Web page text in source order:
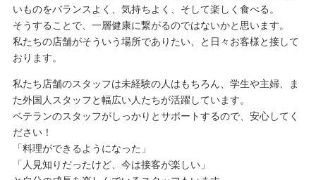
いものをバランスよく、気持ちよく、そして楽しく食べる。
そうすることで、一層健康に繋がるのではないかと思います。
私たちの店舗がそういう場所でありたい、と日々お客様と接して
おります。
私たち店舗のスタッフは未経験の人はもちろん、学生や主婦、ま
た外国人スタッフと幅広い人たちが活躍しています。
ベテランのスタッフがしっかりとサポートするので、安心してく
ださい！
「料理ができるようになった」
「人見知りだったけど、今は接客が楽しい」